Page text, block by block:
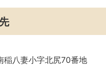
稲八妻小字北尻70番地